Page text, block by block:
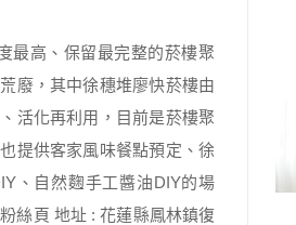
最高、保留最完整的菸樓聚
廢，其中徐穗堆廖快菸樓由
活化再利用，目前是菸樓聚
提供客家風味餐點預定、徐
、自然麴手工醬油DIY的場
絲頁 地址 : 花蓮縣鳳林鎮復